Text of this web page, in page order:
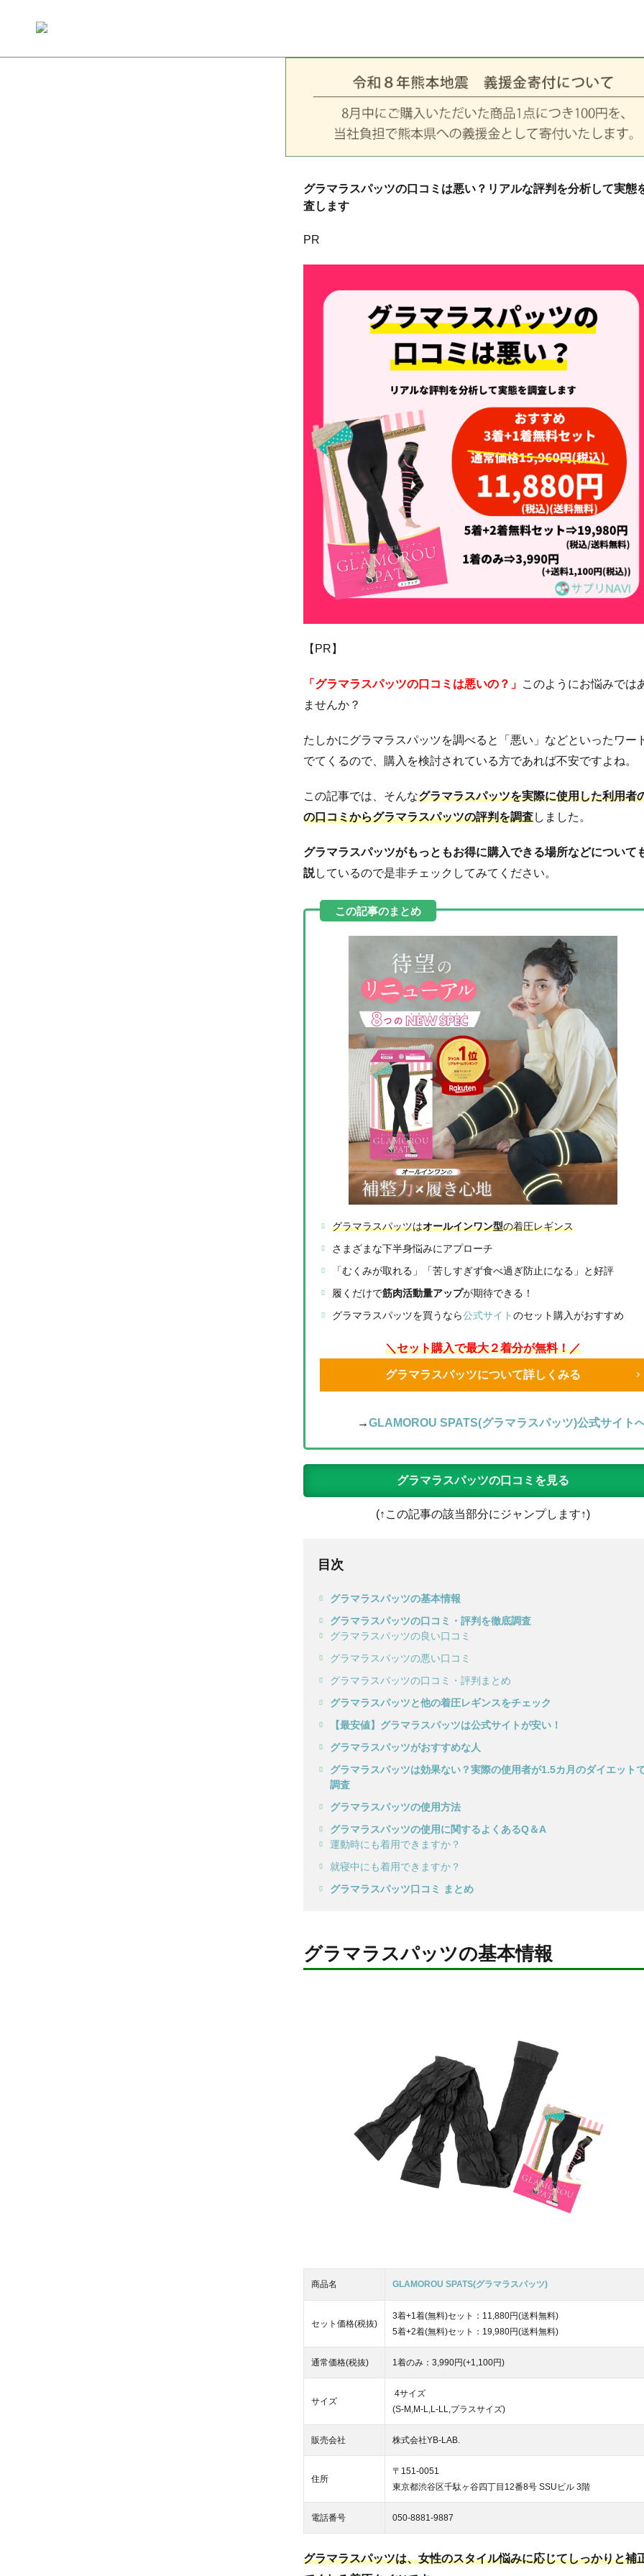
グラマラスパッツの口コミは悪い？リアルな評判を分析して実態
査します
PR
【PR】
「グラマラスパッツの口コミは悪いの？」 このようにお悩みでは
ませんか？
たしかにグラマラスパッツを調べると「悪い」などといったワー
でてくるので、購入を検討されている方であれば不安ですよね。
この記事では、そんなグラマラスパッツを実際に使用した利用者
の口コミからグラマラスパッツの評判を調査しました。
グラマラスパッツがもっともお得に購入できる場所などについて
説しているので是非チェックしてみてください。
グラマラスパッツはオールインワン型の着圧レギンス
さまざまな下半身悩みにアプローチ
「むくみが取れる」「苦しすぎず食べ過ぎ防止になる」と好評
履くだけで筋肉活動量アップが期待できる！
グラマラスパッツを買うなら公式サイトのセット購入がおすすめ
＼セット購入で最大２着分が無料！／
グラマラスパッツについて詳しくみる
→GLAMOROU SPATS(グラマラスパッツ)公式サイト
グラマラスパッツの口コミを見る
(↑この記事の該当部分にジャンプします↑)
目次
グラマラスパッツの基本情報
グラマラスパッツの口コミ・評判を徹底調査
グラマラスパッツの良い口コミ
グラマラスパッツの悪い口コミ
グラマラスパッツの口コミ・評判まとめ
グラマラスパッツと他の着圧レギンスをチェック
【最安値】グラマラスパッツは公式サイトが安い！
グラマラスパッツがおすすめな人
グラマラスパッツは効果ない？実際の使用者が1.5カ月のダイエット
調査
グラマラスパッツの使用方法
グラマラスパッツの使用に関するよくあるQ＆A
運動時にも着用できますか？
就寝中にも着用できますか？
グラマラスパッツ口コミ まとめ
グラマラスパッツの基本情報
商品名 GLAMOROU SPATS(グラマラスパッツ)
セット価格(税抜)
3着+1着(無料)セット：11,880円(送料無料)
5着+2着(無料)セット：19,980円(送料無料)
通常価格(税抜) 1着のみ：3,990円(+1,100円)
サイズ
4サイズ
(S-M,M-L,L-LL,プラスサイズ)
販売会社 株式会社YB-LAB.
住所
〒151-0051
東京都渋谷区千駄ヶ谷四丁目12番8号 SSUビル 3階
電話番号 050-8881-9887
グラマラスパッツは、女性のスタイル悩みに応じてしっかりと補